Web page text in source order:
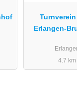
Turnverein
Erlangen-
4.7 km